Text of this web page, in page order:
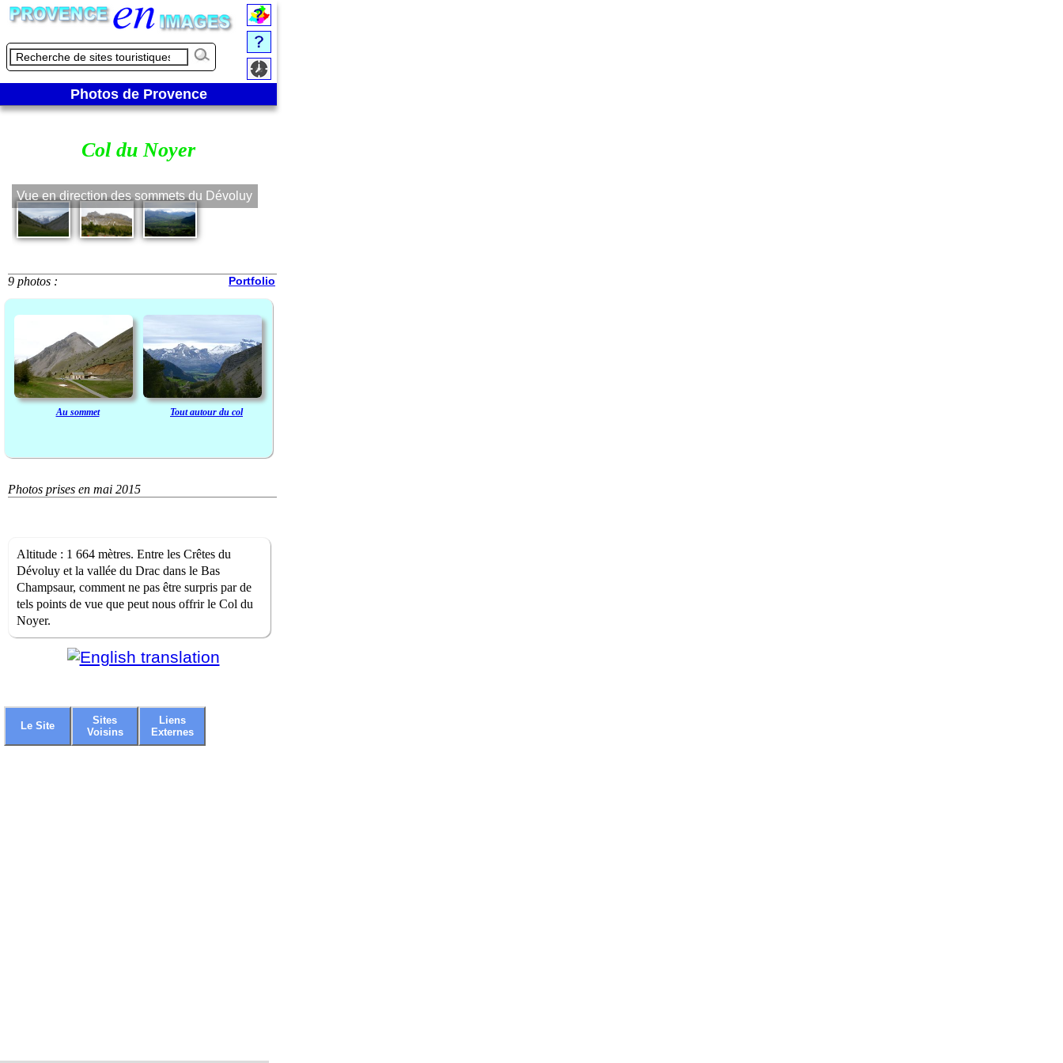
Photos de Provence
Col du Noyer
Vue en direction des sommets du Dévoluy
9 photos : Portfolio
Au sommet Tout autour du col
Photos prises en mai 2015
Altitude : 1 664 mètres. Entre les Crêtes du
Dévoluy et la vallée du Drac dans le Bas
Champsaur, comment ne pas être surpris par de
tels points de vue que peut nous offrir le Col du
Noyer.
Le Site
Sites
Voisins
Liens
Externes